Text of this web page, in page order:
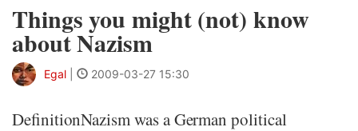
Things you might (not) know
about Nazism
Egal 2009-03-27 15:30
DefinitionNazism was a German political